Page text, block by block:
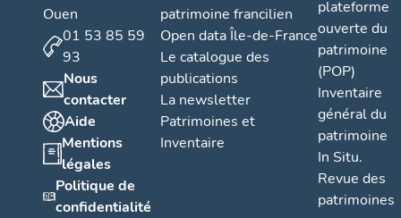
Ouen
01 53 85 59
93
Nous
contacter
Aide
Mentions
légales
Politique de
confidentialité
patrimoine francilien
Open data Île-de-France
Le catalogue des
publications
La newsletter
Patrimoines et
Inventaire
plateforme
ouverte du
patrimoine
(POP)
Inventaire
général du
patrimoine
In Situ.
Revue des
patrimoines